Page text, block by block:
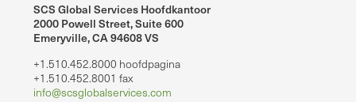
SCS Global Services Hoofdkantoor
2000 Powell Street, Suite 600
Emeryville, CA 94608 VS
+1.510.452.8000 hoofdpagina
+1.510.452.8001 fax
info@scsglobalservices.com